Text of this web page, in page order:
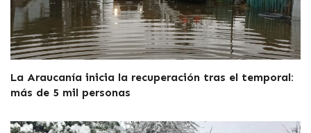
La Araucanía inicia la recuperación tras el temporal:
más de 5 mil personas